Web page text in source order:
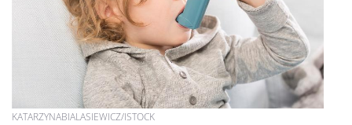
KATARZYNABIALASIEWICZ/ISTOCK